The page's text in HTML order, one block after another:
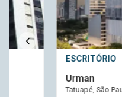
ESCRITÓRIO
Tatuapé, São Paulo - SP